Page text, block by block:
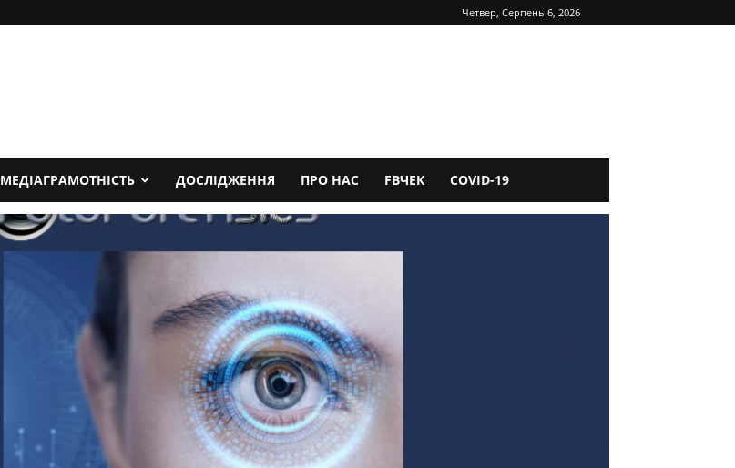
Четвер, Серпень 6, 2026
МЕДІАГРАМОТНІСТЬ ДОСЛІДЖЕННЯ ПРО НАС FBЧЕК COVID-19